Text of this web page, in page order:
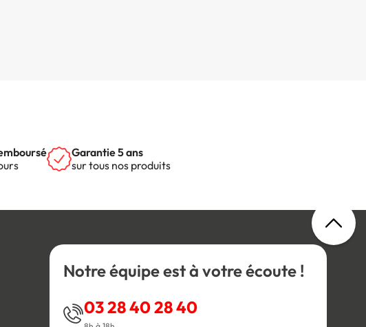
Garantie 5 ans
sur tous nos produits
Notre équipe est à votre écoute !
03 28 40 28 40